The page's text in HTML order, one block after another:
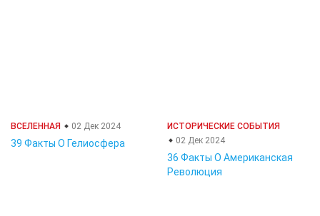
ВСЕЛЕННАЯ 02 Дек 2024
39 Факты О Гелиосфера
ИСТОРИЧЕСКИЕ СОБЫТИЯ
02 Дек 2024
36 Факты О Американская
Революция